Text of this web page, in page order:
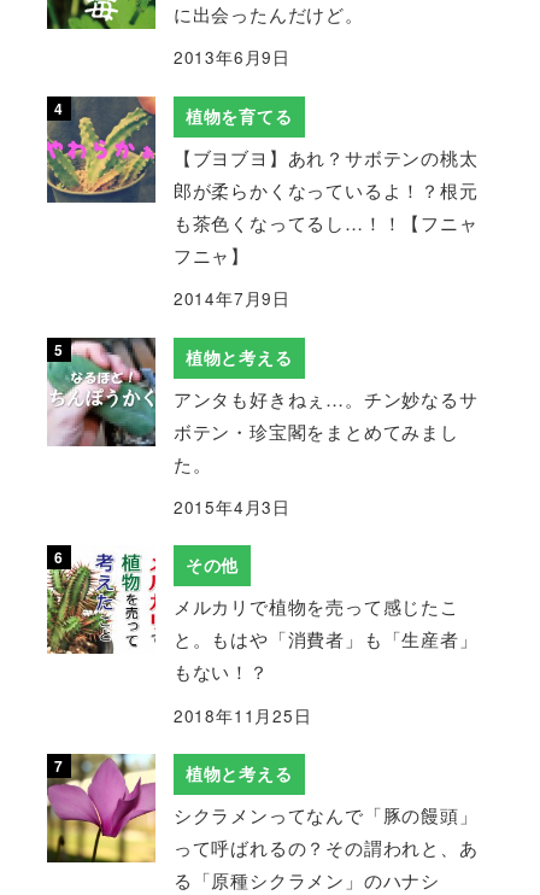
に出会ったんだけど。
2013年6月9日
植物を育てる
【ブヨブヨ】あれ？サボテンの桃太
郎が柔らかくなっているよ！？根元
も茶色くなってるし…！！【フニャ
フニャ】
2014年7月9日
植物と考える
アンタも好きねぇ…。チン妙なるサ
ボテン・珍宝閣をまとめてみまし
た。
2015年4月3日
その他
メルカリで植物を売って感じたこ
と。もはや「消費者」も「生産者」
もない！？
2018年11月25日
植物と考える
シクラメンってなんで「豚の饅頭」
って呼ばれるの？その謂われと、あ
る「原種シクラメン」のハナシ